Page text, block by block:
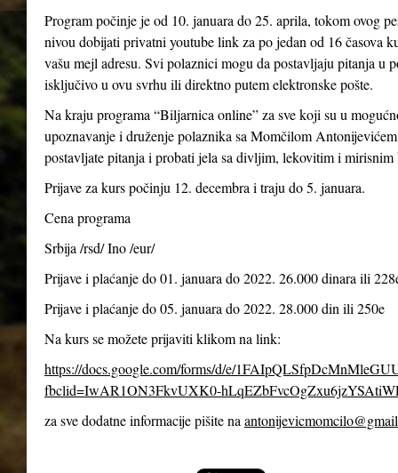
Program počinje je od 10. januara do 25. aprila, tokom ovog
nivou dobijati privatni youtube link za po jedan od 16 časova
vašu mejl adresu. Svi polaznici mogu da postavljaju pitanja u
isključivo u ovu svrhu ili direktno putem elektronske pošte.
Na kraju programa “Biljarnica online” za sve koji su u
upoznavanje i druženje polaznika sa Momčilom
postavljate pitanja i probati jela sa divljim, lekovitim i
Prijave za kurs počinju 12. decembra i traju do 5. januara.
Cena programa
Srbija /rsd/ Ino /eur/
Prijave i plaćanje do 01. januara do 2022. 26.000 dinara ili
Prijave i plaćanje do 05. januara do 2022. 28.000 din ili 250e
Na kurs se možete prijaviti klikom na link:
https://docs.google.com/forms/d/e/
fbclid=IwAR1ON3FkvUXK0-
za sve dodatne informacije pišite na